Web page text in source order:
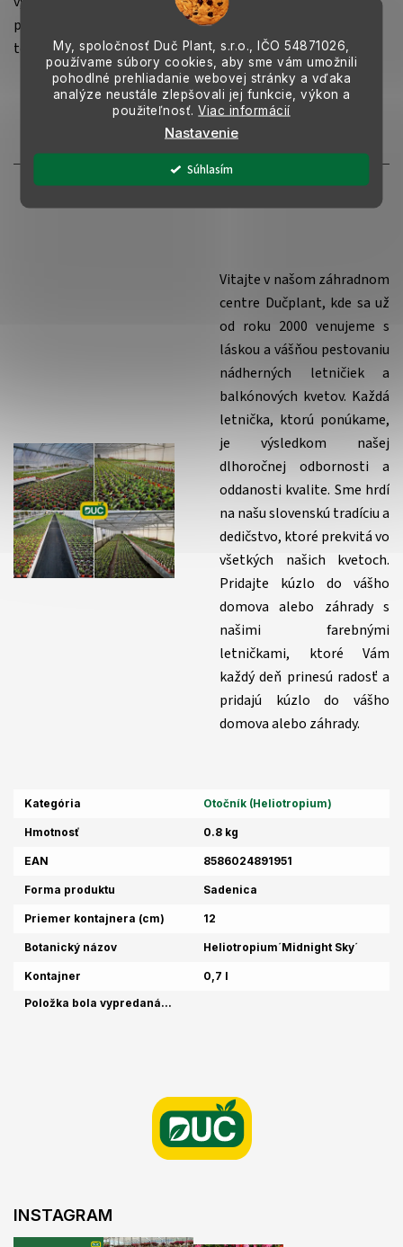
My, spoločnosť Duč Plant, s.r.o., IČO 54871026,
používame súbory cookies, aby sme vám umožnili
pohodlné prehliadanie webovej stránky a vďaka
analýze neustále zlepšovali jej funkcie, výkon a
použiteľnosť.Viac informácií
Nastavenie
Súhlasím
pH. Je ideálna na vysadenie do kvetináčov umiestnených na
terase.
Slovenský pestovateľ
Vitajte v našom záhradnom
centre Dučplant, kde sa už
od roku 2000 venujeme s
láskou a vášňou pestovaniu
nádherných letničiek a
balkónových kvetov. Každá
letnička, ktorú ponúkame,
je výsledkom našej
dlhoročnej odbornosti a
oddanosti kvalite. Sme hrdí
na našu slovenskú tradíciu a
dedičstvo, ktoré prekvitá vo
všetkých našich kvetoch.
Pridajte kúzlo do vášho
domova alebo záhrady s
našimi farebnými
letničkami, ktoré Vám
každý deň prinesú radosť a
pridajú kúzlo do vášho
domova alebo záhrady.
Kategória Otočník (Heliotropium)
Hmotnosť 0.8 kg
EAN 8586024891951
Forma produktu Sadenica
Priemer kontajnera (cm) 12
Botanický názov Heliotropium´Midnight Sky´
Kontajner
0,7 l
Položka bola vypredaná…
INSTAGRAM